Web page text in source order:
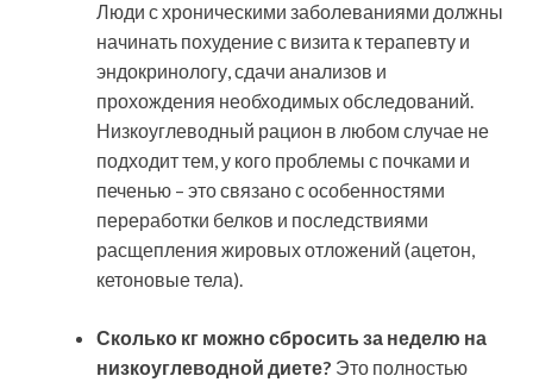
Люди с хроническими заболеваниями должны
начинать похудение с визита к терапевту и
эндокринологу, сдачи анализов и
прохождения необходимых обследований.
Низкоуглеводный рацион в любом случае не
подходит тем, у кого проблемы с почками и
печенью – это связано с особенностями
переработки белков и последствиями
расщепления жировых отложений (ацетон,
кетоновые тела).
Сколько кг можно сбросить за неделю на
низкоуглеводной диете? Это полностью